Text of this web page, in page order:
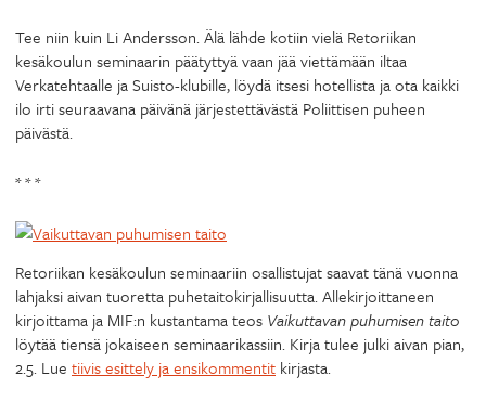
Tee niin kuin Li Andersson. Älä lähde kotiin vielä Retoriikan
kesäkoulun seminaarin päätyttyä vaan jää viettämään iltaa
Verkatehtaalle ja Suisto-klubille, löydä itsesi hotellista ja ota kaikki
ilo irti seuraavana päivänä järjestettävästä Poliittisen puheen
päivästä.
* * *
Retoriikan kesäkoulun seminaariin osallistujat saavat tänä vuonna
lahjaksi aivan tuoretta puhetaitokirjallisuutta. Allekirjoittaneen
kirjoittama ja MIF:n kustantama teos Vaikuttavan puhumisen taito
löytää tiensä jokaiseen seminaarikassiin. Kirja tulee julki aivan pian,
2.5. Lue tiivis esittely ja ensikommentit kirjasta.